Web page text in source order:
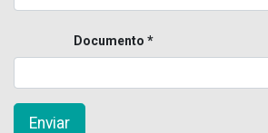
Documento
Enviar